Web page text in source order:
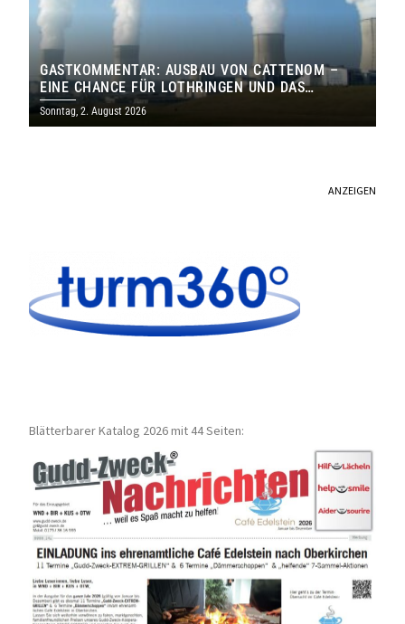
GASTKOMMENTAR: AUSBAU VON CATTENOM –
EINE CHANCE FÜR LOTHRINGEN UND DAS
SAARLAND
Sonntag, 2. August 2026
ANZEIGEN
Blätterbarer Katalog 2026 mit 44 Seiten: